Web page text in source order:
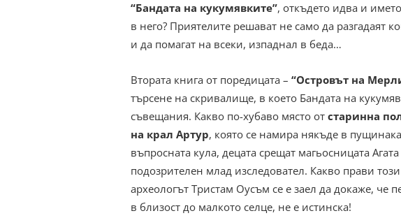
“Бандата на кукумявките”, откъдето идва и
в него? Приятелите решават не само да разгадаят
и да помагат на всеки, изпаднал в беда…
Втората книга от поредицата – “Островът на
търсене на скривалище, в което Бандата на
съвещания. Какво по-хубаво място от старинна
на крал Артур, която се намира някъде в
въпросната кула, децата срещат магьосницата
подозрителен млад изследовател. Какво прави
археологът Тристам Оусъм се е заел да докаже, че
в близост до малкото селце, не е истинска!